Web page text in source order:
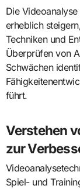
Die
erheblich
Techniken und
Überprüfen von
Schwächen
führt.
Verstehen
zur
Spiel- und